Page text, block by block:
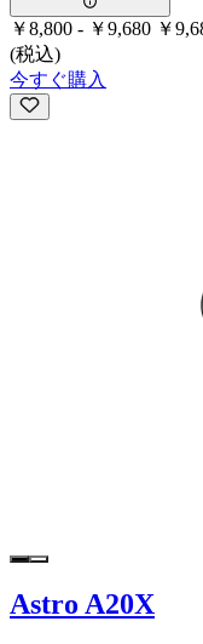
￥8,800 - ￥9,680 ￥
(税込)
今すぐ購入
Astro A20X